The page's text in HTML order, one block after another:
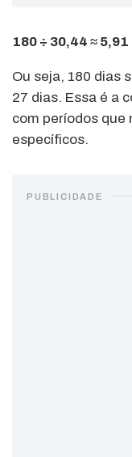
180 ÷ 30,44 ≈
Ou seja, 180 dias
27 dias. Essa é a
com períodos que
específicos.
PUBLICIDADE